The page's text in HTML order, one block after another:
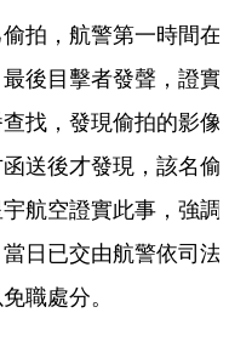
拍，航警第一時間在
後目擊者發聲，證實
找，發現偷拍的影像
送後才發現，該名偷
航空證實此事，強調
日已交由航警依司法
職處分。